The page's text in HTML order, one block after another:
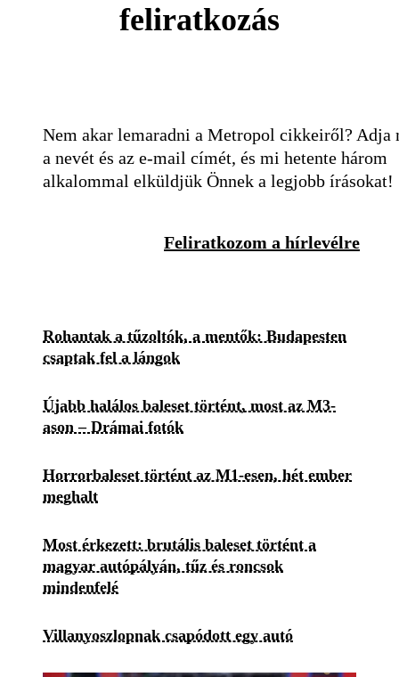
feliratkozás
Nem akar lemaradni a Metropol cikkeiről? Adja
a nevét és az e-mail címét, és mi hetente három
alkalommal elküldjük Önnek a legjobb írásokat!
Feliratkozom a hírlevélre
Rohantak a tűzoltók, a mentők: Budapesten
csaptak fel a lángok
Újabb halálos baleset történt, most az M3-
ason – Drámai fotók
Horrorbaleset történt az M1-esen, hét ember
meghalt
Most érkezett: brutális baleset történt a
magyar autópályán, tűz és roncsok
mindenfelé
Villanyoszlopnak csapódott egy autó